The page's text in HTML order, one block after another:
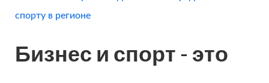
Бизнес и спорт - это